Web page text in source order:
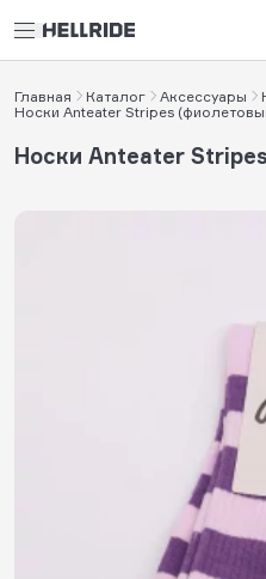
Главная Каталог Аксессуары
Носки Anteater Stripes
Носки Anteater